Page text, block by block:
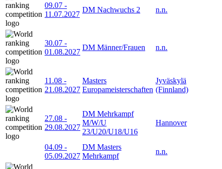
09.07 -
11.07.2027
DM Nachwuchs 2 n.n.
30.07 -
01.08.2027
DM Männer/Frauen n.n.
11.08 -
21.08.2027
Masters
Europameisterschaften
Jyväskylä
(Finnland)
27.08 -
29.08.2027
DM Mehrkampf
M/W/U
23/U20/U18/U16
Hannover
04.09 -
05.09.2027
DM Masters
Mehrkampf
n.n.